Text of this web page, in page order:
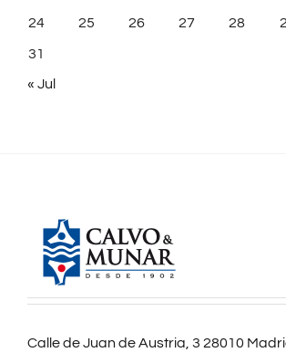
24 25 26 27 28
31
« Jul
Calle de Juan de Austria, 3 28010